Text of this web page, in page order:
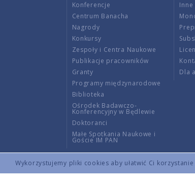
Wykorzystujemy pliki cookies aby ułatwić Ci
Konferencje
Centrum Banacha
Nagrody
Konkursy
Zespoły i Centra Naukowe
Publikacje pracowników
Granty
Programy międzynarodowe
Biblioteka
Ośrodek Badawczo-
Konferencyjny w Będlewie
Doktoranci
Małe Spotkania Naukowe i
Goście IM PAN
Inne
Dla